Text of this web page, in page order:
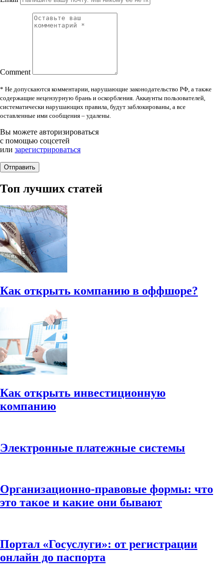
Comment
* Не допускаются комментарии, нарушающие законодательство РФ, а также
содержащие нецензурную брань и оскорбления. Аккаунты пользователей,
систематически нарушающих правила, будут заблокированы, а все
оставленные ими сообщения – удалены.
Вы можете авторизироваться
с помощью соцсетей
или зарегистрироваться
Топ лучших статей
Как открыть компанию в оффшоре?
Как открыть инвестиционную
компанию
Электронные платежные системы
Организационно-правовые формы: что
это такое и какие они бывают
Портал «Госуслуги»: от регистрации
онлайн до паспорта